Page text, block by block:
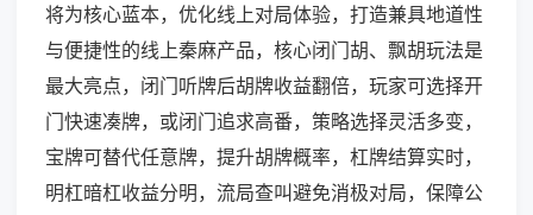
将为核心蓝本，优化线上对局体验，打造兼具地道性
与便捷性的线上秦麻产品，核心闭门胡、飘胡玩法是
最大亮点，闭门听牌后胡牌收益翻倍，玩家可选择开
门快速凑牌，或闭门追求高番，策略选择灵活多变，
宝牌可替代任意牌，提升胡牌概率，杠牌结算实时，
明杠暗杠收益分明，流局查叫避免消极对局，保障公